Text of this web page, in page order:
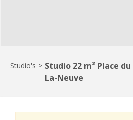
Studio's > Studio 22 m² Place
La-Neuve